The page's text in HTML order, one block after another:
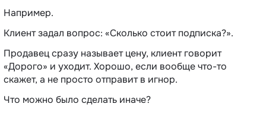
Например.
Клиент задал вопрос: «Сколько стоит подписка?».
Продавец сразу называет цену, клиент говорит
«Дорого» и уходит. Хорошо, если вообще что-то
скажет, а не просто отправит в игнор.
Что можно было сделать иначе?